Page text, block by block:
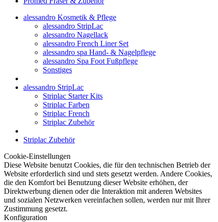
alessandro Kosmetik & Pflege
alessandro StripLac
alessandro Nagellack
alessandro French Liner Set
alessandro spa Hand- & Nagelpflege
alessandro Spa Foot Fußpflege
Sonstiges
alessandro StripLac
Striplac Starter Kits
Striplac Farben
Striplac French
Striplac Zubehör
Striplac Zubehör
Cookie-Einstellungen
Diese Website benutzt Cookies, die für den technischen Betrieb der
Website erforderlich sind und stets gesetzt werden. Andere Cookies,
die den Komfort bei Benutzung dieser Website erhöhen, der
Direktwerbung dienen oder die Interaktion mit anderen Websites
und sozialen Netzwerken vereinfachen sollen, werden nur mit Ihrer
Zustimmung gesetzt.
Konfiguration